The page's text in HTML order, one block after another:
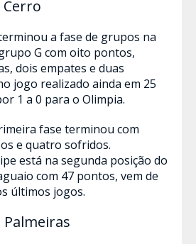
a fase de grupos na
G com oito pontos,
dois empates e duas
jogo realizado ainda em 25
1 a 0 para o Olimpia.
fase terminou com
e quatro sofridos.
está na segunda posição do
com 47 pontos, vem de
últimos jogos.
Palmeiras